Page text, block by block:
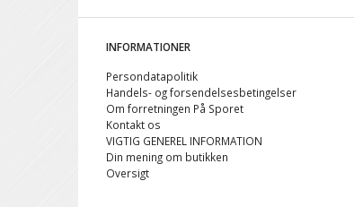
INFORMATIONER
Persondatapolitik
Handels- og forsendelsesbetingelser
Om forretningen På Sporet
Kontakt os
VIGTIG GENEREL INFORMATION
Din mening om butikken
Oversigt